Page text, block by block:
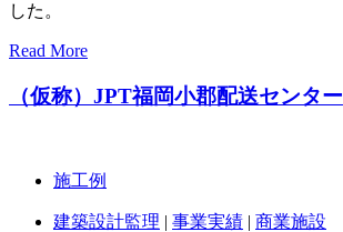
した。
Read More
（仮称）JPT福岡小郡配送センター
施工例
建築設計監理 | 事業実績 | 商業施設